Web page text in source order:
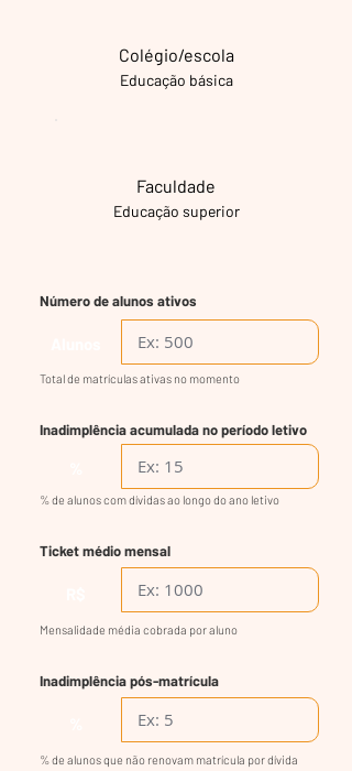
Colégio/escola
Educação básica
Faculdade
Educação superior
Número de alunos ativos
Total de matrículas ativas no momento
Inadimplência acumulada no período letivo
% de alunos com dívidas ao longo do ano letivo
Ticket médio mensal
Mensalidade média cobrada por aluno
Inadimplência pós-matrícula
% de alunos que não renovam matrícula por dívida